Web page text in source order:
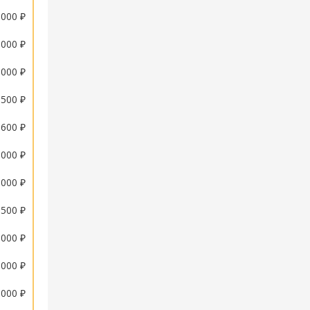
₽
₽
₽
500 ₽
600 ₽
₽
₽
500 ₽
₽
₽
₽